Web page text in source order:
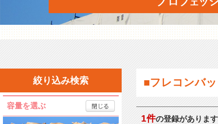
絞り込み検索
容量を選ぶ
■フレコンバ
1件の登録がありま